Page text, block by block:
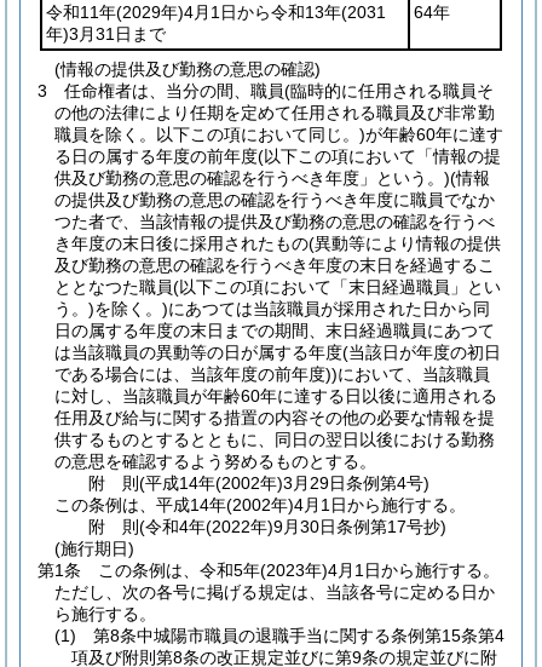
令和11年(2029年)4月1日から令和13年(2031
年)3月31日まで
64年
(情報の提供及び勤務の意思の確認)
3
任命権者は、当分の間、職員(臨時的に任用される職員そ
の他の法律により任期を定めて任用される職員及び非常勤
職員を除く。以下この項において同じ。)が年齢60年に達す
る日の属する年度の前年度(以下この項において「情報の提
供及び勤務の意思の確認を行うべき年度」という。)(情報
の提供及び勤務の意思の確認を行うべき年度に職員でなか
つた者で、当該情報の提供及び勤務の意思の確認を行うべ
き年度の末日後に採用されたもの(異動等により情報の提供
及び勤務の意思の確認を行うべき年度の末日を経過するこ
ととなつた職員(以下この項において「末日経過職員」とい
う。)を除く。)にあつては当該職員が採用された日から同
日の属する年度の末日までの期間、末日経過職員にあつて
は当該職員の異動等の日が属する年度(当該日が年度の初日
である場合には、当該年度の前年度))において、当該職員
に対し、当該職員が年齢60年に達する日以後に適用される
任用及び給与に関する措置の内容その他の必要な情報を提
供するものとするとともに、同日の翌日以後における勤務
の意思を確認するよう努めるものとする。
附 則(平成14年(2002年)3月29日条例第4号)
この条例は、平成14年(2002年)4月1日から施行する。
附 則(令和4年(2022年)9月30日条例第17号抄)
(施行期日)
第1条
この条例は、令和5年(2023年)4月1日から施行する。
ただし、次の各号に掲げる規定は、当該各号に定める日か
ら施行する。
(1)
第8条中城陽市職員の退職手当に関する条例第15条第4
項及び附則第8条の改正規定並びに第9条の規定並びに附